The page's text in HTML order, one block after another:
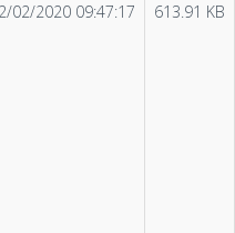
02/2020 09:47:17 613.91 KB